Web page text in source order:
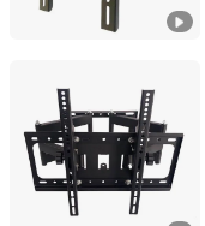
Renqiu Huafusheng
Hebei, China